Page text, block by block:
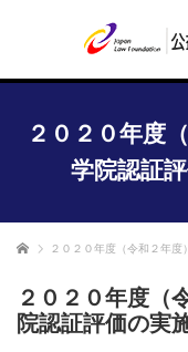
２０２０年度
学院認証
ホーム ２０２０年度（令和２年
２０２０年度（
院認証評価の実